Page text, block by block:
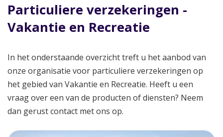
Particuliere verzekeringen -
Vakantie en Recreatie
In het onderstaande overzicht treft u het aanbod van
onze organisatie voor particuliere verzekeringen op
het gebied van Vakantie en Recreatie. Heeft u een
vraag over een van de producten of diensten? Neem
dan gerust contact met ons op.